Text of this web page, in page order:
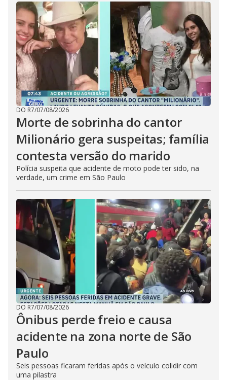
DO R7/07/08/2026
Morte de sobrinha do cantor
Milionário gera suspeitas; família
contesta versão do marido
Polícia suspeita que acidente de moto pode ter sido, na
verdade, um crime em São Paulo
DO R7/07/08/2026
Ônibus perde freio e causa
acidente na zona norte de São
Paulo
Seis pessoas ficaram feridas após o veículo colidir com
uma pilastra